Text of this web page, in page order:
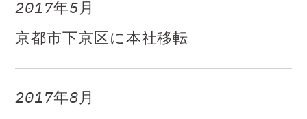
2017年5月​
京都市下京区に本社移転
2017年8月